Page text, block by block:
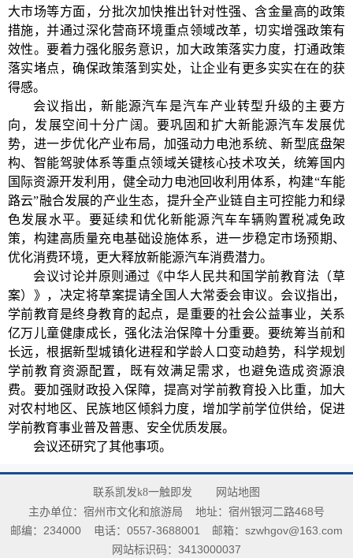
大市场等方面，分批次加快推出针对性强、含金量高的政策
措施，并通过深化营商环境重点领域改革，切实增强政策有
效性。要着力强化服务意识，加大政策落实力度，打通政策
落实堵点，确保政策落到实处，让企业有更多实实在在的获
得感。
会议指出，新能源汽车是汽车产业转型升级的主要方
向，发展空间十分广阔。要巩固和扩大新能源汽车发展优
势，进一步优化产业布局，加强动力电池系统、新型底盘架
构、智能驾驶体系等重点领域关键核心技术攻关，统筹国内
国际资源开发利用，健全动力电池回收利用体系，构建“车能
路云”融合发展的产业生态，提升全产业链自主可控能力和绿
色发展水平。要延续和优化新能源汽车车辆购置税减免政
策，构建高质量充电基础设施体系，进一步稳定市场预期、
优化消费环境，更大释放新能源汽车消费潜力。
会议讨论并原则通过《中华人民共和国学前教育法（草
案）》，决定将草案提请全国人大常委会审议。会议指出，
学前教育是终身教育的起点，是重要的社会公益事业，关系
亿万儿童健康成长，强化法治保障十分重要。要统筹当前和
长远，根据新型城镇化进程和学龄人口变动趋势，科学规划
学前教育资源配置，既有效满足需求，也避免造成资源浪
费。要加强财政投入保障，提高对学前教育投入比重，加大
对农村地区、民族地区倾斜力度，增加学前学位供给，促进
学前教育事业普及普惠、安全优质发展。
会议还研究了其他事项。
联系凯发k8一触即发 网站地图
主办单位：宿州市文化和旅游局
地址：宿州银河二路468号
邮编：234000
电话：0557-3688001 邮箱： szwhgov@163.com
网站标识码：3413000037